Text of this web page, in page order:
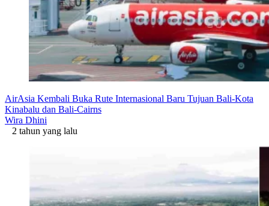
AirAsia Kembali Buka Rute Internasional Baru Tujuan Bali-Kota
Kinabalu dan Bali-Cairns
Wira Dhini
2 tahun yang lalu